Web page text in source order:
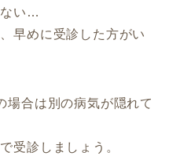
ない…
早めに受診した方がい
場合は別の病気が隠れて
受診しましょう。